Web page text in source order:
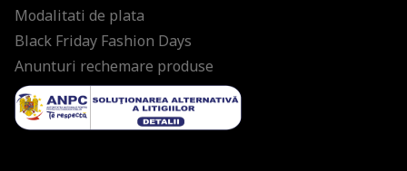
Modalitati de plata
Black Friday Fashion Days
Anunturi rechemare produse